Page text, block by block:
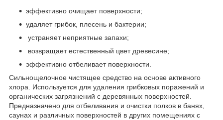
эффективно очищает поверхности;
удаляет грибок, плесень и бактерии;
устраняет неприятные запахи;
возвращает естественный цвет древесине;
эффективно отбеливает поверхности.
Сильнощелочное чистящее средство на основе активного
хлора. Используется для удаления грибковых поражений и
органических загрязнений с деревянных поверхностей.
Предназначено для отбеливания и очистки полков в банях,
саунах и различных поверхностей в других помещениях с